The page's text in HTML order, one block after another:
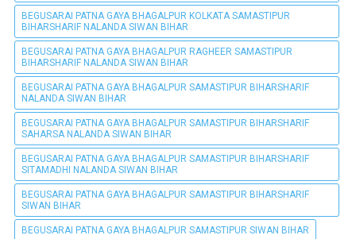
BEGUSARAI PATNA GAYA BHAGALPUR KOLKATA SAMASTIPUR
BIHARSHARIF NALANDA SIWAN BIHAR
BEGUSARAI PATNA GAYA BHAGALPUR RAGHEER SAMASTIPUR
BIHARSHARIF NALANDA SIWAN BIHAR
BEGUSARAI PATNA GAYA BHAGALPUR SAMASTIPUR BIHARSHARIF
NALANDA SIWAN BIHAR
BEGUSARAI PATNA GAYA BHAGALPUR SAMASTIPUR BIHARSHARIF
SAHARSA NALANDA SIWAN BIHAR
BEGUSARAI PATNA GAYA BHAGALPUR SAMASTIPUR BIHARSHARIF
SITAMADHI NALANDA SIWAN BIHAR
BEGUSARAI PATNA GAYA BHAGALPUR SAMASTIPUR BIHARSHARIF
SIWAN BIHAR
BEGUSARAI PATNA GAYA BHAGALPUR SAMASTIPUR SIWAN BIHAR